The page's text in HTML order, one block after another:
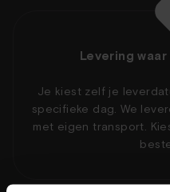
Levering
Je kiest zelf je
specifieke dag. We
met eigen transport.